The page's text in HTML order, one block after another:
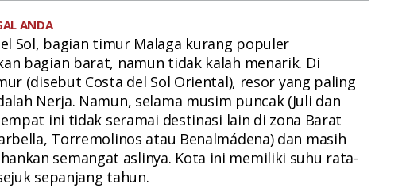
ANDA
Sol, bagian timur Malaga kurang populer
bagian barat, namun tidak kalah menarik. Di
(disebut Costa del Sol Oriental), resor yang paling
Nerja. Namun, selama musim puncak (Juli dan
ini tidak seramai destinasi lain di zona Barat
Torremolinos atau Benalmádena) dan masih
semangat aslinya. Kota ini memiliki suhu rata-
sepanjang tahun.